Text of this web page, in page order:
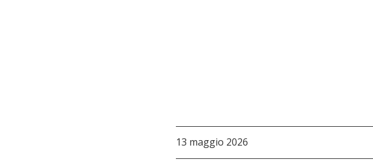
13 maggio 2026